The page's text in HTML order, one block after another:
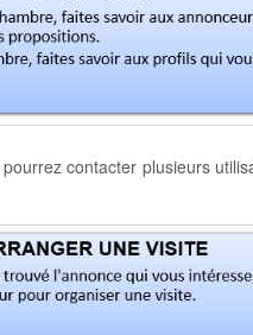
contacter plusieurs